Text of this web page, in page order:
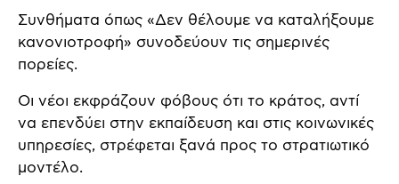
Συνθήματα όπως «Δεν θέλουμε να καταλήξουμε
κανονιοτροφή» συνοδεύουν τις σημερινές
πορείες.
Οι νέοι εκφράζουν φόβους ότι το κράτος, αντί
να επενδύει στην εκπαίδευση και στις κοινωνικές
υπηρεσίες, στρέφεται ξανά προς το στρατιωτικό
μοντέλο.